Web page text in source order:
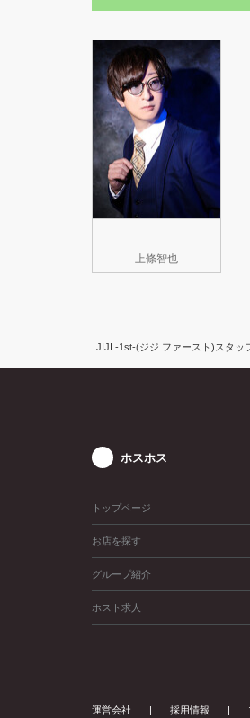
上條智也
JIJI -1st-(ジジ ファースト)スタッ
ホスホス
トップページ
お店を探す
グループ紹介
ホスト求人
運営会社 採用情報